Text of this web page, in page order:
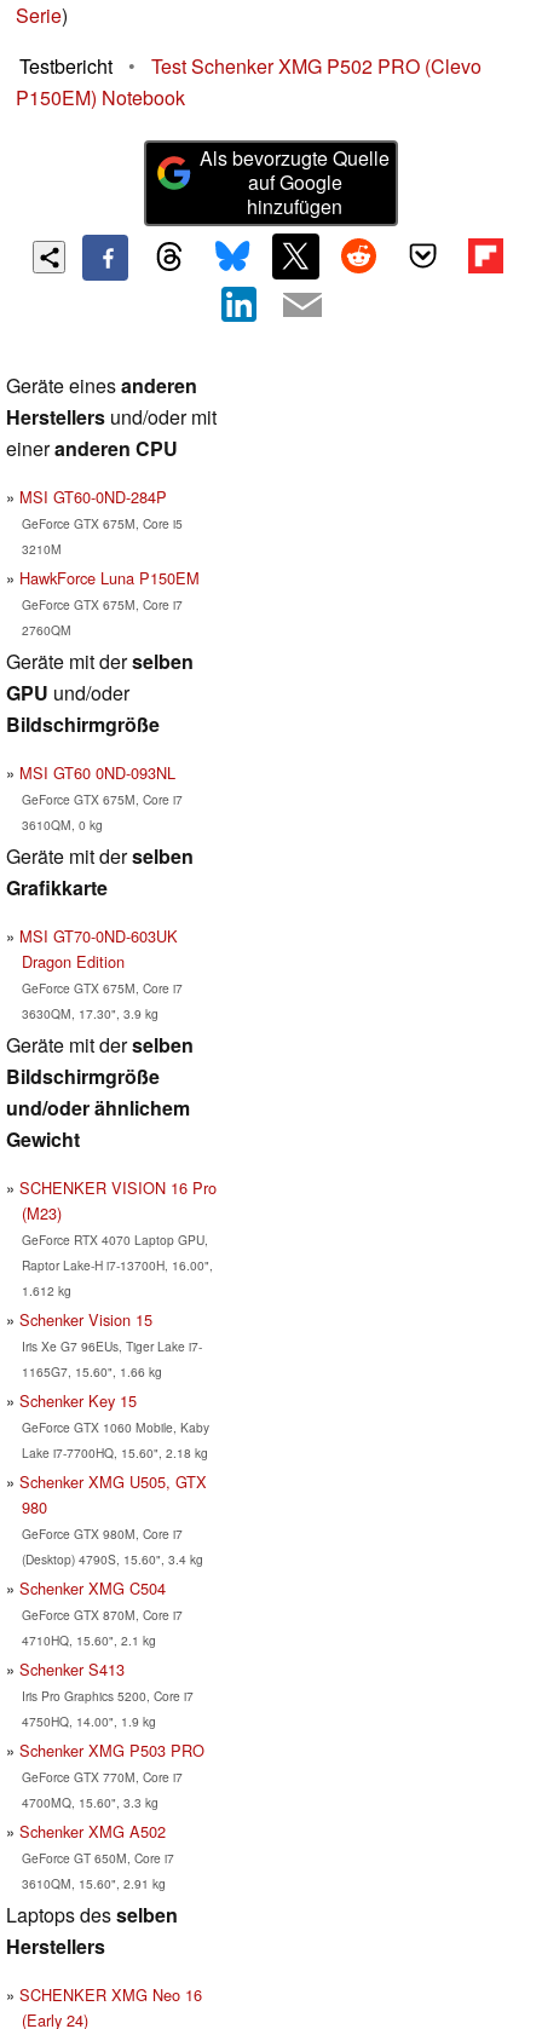
Serie)
Testbericht
•
Test Schenker XMG P502 PRO (Clevo
P150EM) Notebook
Als bevorzugte Quelle
auf Google
hinzufügen
Geräte einesanderen
Herstellers und/oder mit
eineranderen CPU
MSI GT60-0ND-284P
GeForce GTX 675M, Core i5
3210M
HawkForce Luna P150EM
GeForce GTX 675M, Core i7
2760QM
Geräte mit derselben
GPU und/oder
Bildschirmgröße
MSI GT60 0ND-093NL
GeForce GTX 675M, Core i7
3610QM, 0 kg
Geräte mit derselben
Grafikkarte
MSI GT70-0ND-603UK
Dragon Edition
GeForce GTX 675M, Core i7
3630QM, 17.30", 3.9 kg
Geräte mit derselben
Bildschirmgröße
und/oder ähnlichem
Gewicht
SCHENKER VISION 16 Pro
(M23)
GeForce RTX 4070 Laptop GPU,
Raptor Lake-H i7-13700H, 16.00",
1.612 kg
Schenker Vision 15
Iris Xe G7 96EUs, Tiger Lake i7-
1165G7, 15.60", 1.66 kg
Schenker Key 15
GeForce GTX 1060 Mobile, Kaby
Lake i7-7700HQ, 15.60", 2.18 kg
Schenker XMG U505, GTX
980
GeForce GTX 980M, Core i7
(Desktop) 4790S, 15.60", 3.4 kg
Schenker XMG C504
GeForce GTX 870M, Core i7
4710HQ, 15.60", 2.1 kg
Schenker S413
Iris Pro Graphics 5200, Core i7
4750HQ, 14.00", 1.9 kg
Schenker XMG P503 PRO
GeForce GTX 770M, Core i7
4700MQ, 15.60", 3.3 kg
Schenker XMG A502
GeForce GT 650M, Core i7
3610QM, 15.60", 2.91 kg
Laptops desselben
Herstellers
SCHENKER XMG Neo 16
(Early 24)